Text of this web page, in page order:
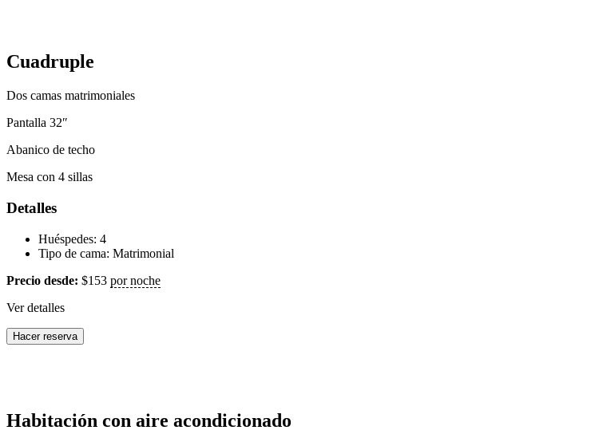
Cuadruple
Dos camas matrimoniales
Pantalla 32″
Abanico de techo
Mesa con 4 sillas
Detalles
Huéspedes: 4
Tipo de cama: Matrimonial
Precio desde: $153 por noche
Ver detalles
Hacer reserva
Habitación con aire acondicionado